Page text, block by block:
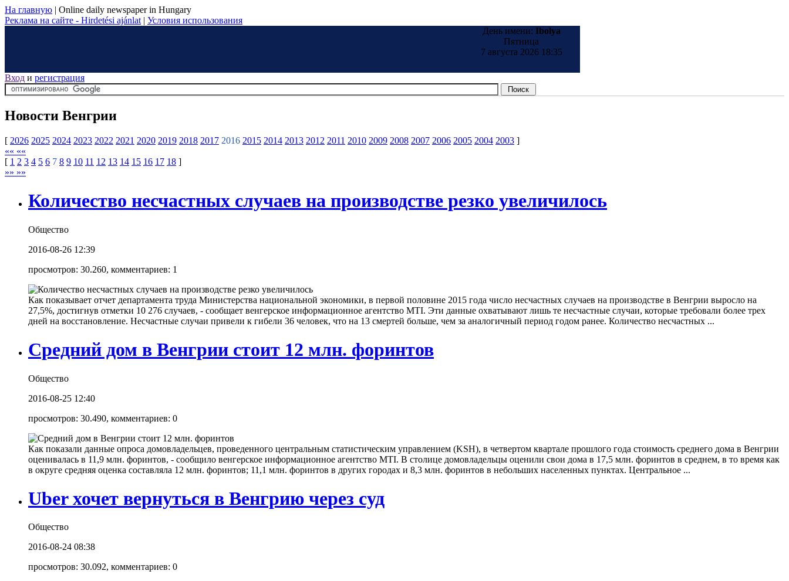
На главную | Online daily newspaper in Hungary
Реклама на сайте - Hirdetési ajánlat | Условия использования
День имени: Ibolya
Пятница
7 августа 2026 18:35
Вход и регистрация
Новости Венгрии
[ 2026 2025 2024 2023 2022 2021 2020 2019 2018 2017 2016 2015 2014 2013 2012 2011 2010 2009 2008 2007 2006 2005 2004 2003 ]
«« ««
[ 1 2 3 4 5 6 7 8 9 10 11 12 13 14 15 16 17 18 ]
»» »»
Количество несчастных случаев на производстве резко увеличилось
Общество
2016-08-26 12:39
просмотров: 30.260, комментариев: 1
Как показывает отчет департамента труда Министерства национальной экономики, в первой половине 2015 года число несчастных случаев на производстве в Венгрии выросло на
27,5%, достигнув отметки 10 276 случаев, - сообщает венгерское информационное агентство MTI. Эти данные охватывают лишь те несчастные случаи, которые требовали более трех
дней на восстановление. Несчастные случаи привели к гибели 36 человек, что на 13 смертей больше, чем за аналогичный период годом ранее. Количество несчастных ...
Средний дом в Венгрии стоит 12 млн. форинтов
Общество
2016-08-25 12:40
просмотров: 30.490, комментариев: 0
Как показали данные опроса домовладельцев, проведенного центральным статистическим управлением (KSH), в четвертом квартале прошлого года стоимость среднего дома в Венгрии
оценивалась в 11,9 млн. форинтов, - сообщило венгерское информационное агентство MTI. В столице домовладельцы оценили свои дома в 17,5 млн. форинтов в среднем, в то время как
в округе средняя оценка составляла 12 млн. форинтов; 11,1 млн. форинтов в других городах и 8,3 млн. форинтов в небольших населенных пунктах. Центральное ...
Uber хочет вернуться в Венгрию через суд
Общество
2016-08-24 08:38
просмотров: 30.092, комментариев: 0